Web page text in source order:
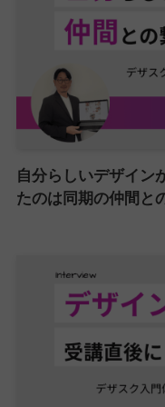
自分らしいデザイン
たのは同期の仲間と